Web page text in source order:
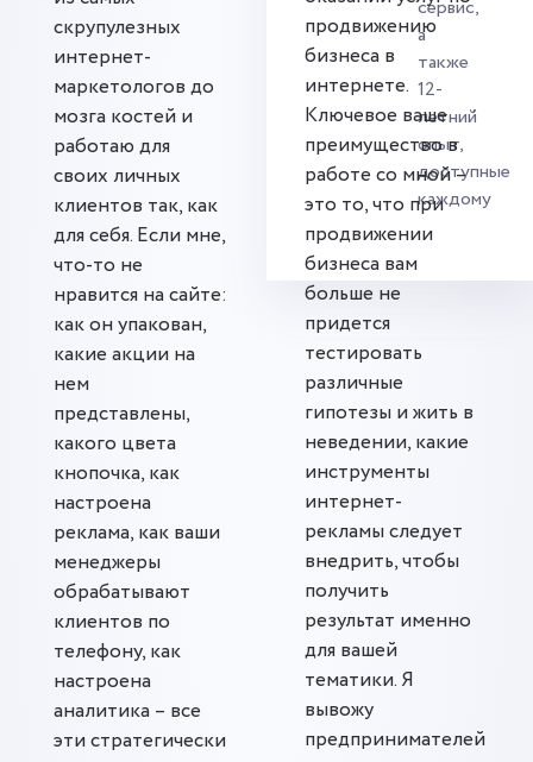
сервис,
а
также
12-
летний
опыт,
доступные
каждому
скрупулезных
интернет-
маркетологов до
мозга костей и
работаю для
своих личных
клиентов так, как
для себя. Если мне,
что-то не
нравится на сайте:
как он упакован,
какие акции на
нем
представлены,
какого цвета
кнопочка, как
настроена
реклама, как ваши
менеджеры
обрабатывают
клиентов по
телефону, как
настроена
аналитика – все
эти стратегически
продвижению
бизнеса в
интернете.
Ключевое ваше
преимущество в
работе со мной –
это то, что при
продвижении
бизнеса вам
больше не
придется
тестировать
различные
гипотезы и жить в
неведении, какие
инструменты
интернет-
рекламы следует
внедрить, чтобы
получить
результат именно
для вашей
тематики. Я
вывожу
предпринимателей